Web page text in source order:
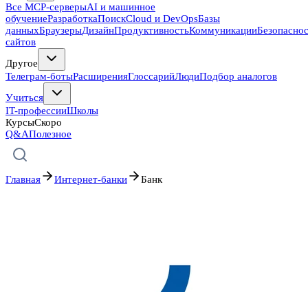
Все MCP-серверыAI и машинное
обучениеРазработкаПоискCloud и DevOpsБазы
данныхБраузерыДизайнПродуктивностьКоммуникации
сайтов
Другое
Телеграм-ботыРасширенияГлоссарийЛюдиПодбор аналогов
Учиться
IT-профессииШколы
КурсыСкоро
Q&AПолезное
Главная Интернет-банки Банк